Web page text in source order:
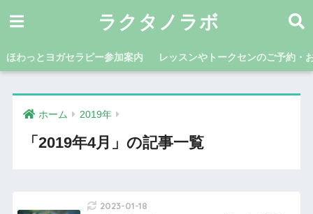
ラクタノラボ
ほわっとヨガセラピー参加案内 レッスンやトークセンのご予約・
ホーム 2019年
「2019年4月」の記事一覧
2023-01-18